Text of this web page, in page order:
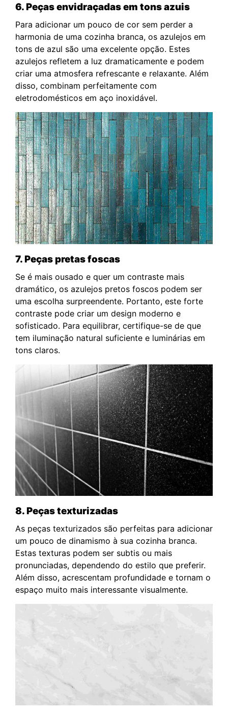
6. Peças envidraçadas em tons azuis
Para adicionar um pouco de cor sem perder a
harmonia de uma cozinha branca, os azulejos em
tons de azul são uma excelente opção. Estes
azulejos refletem a luz dramaticamente e podem
criar uma atmosfera refrescante e relaxante. Além
disso, combinam perfeitamente com
eletrodomésticos em aço inoxidável.
7. Peças pretas foscas
Se é mais ousado e quer um contraste mais
dramático, os azulejos pretos foscos podem ser
uma escolha surpreendente. Portanto, este forte
contraste pode criar um design moderno e
sofisticado. Para equilibrar, certifique-se de que
tem iluminação natural suficiente e luminárias em
tons claros.
8. Peças texturizadas
As peças texturizados são perfeitas para adicionar
um pouco de dinamismo à sua cozinha branca.
Estas texturas podem ser subtis ou mais
pronunciadas, dependendo do estilo que preferir.
Além disso, acrescentam profundidade e tornam o
espaço muito mais interessante visualmente.